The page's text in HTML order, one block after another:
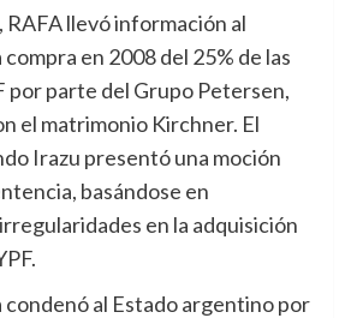
RAFA llevó información al
en 2008 del 25% de las
por parte del Grupo Petersen,
el matrimonio Kirchner. El
Irazu presentó una moción
basándose en
en la adquisición
condenó al Estado argentino por